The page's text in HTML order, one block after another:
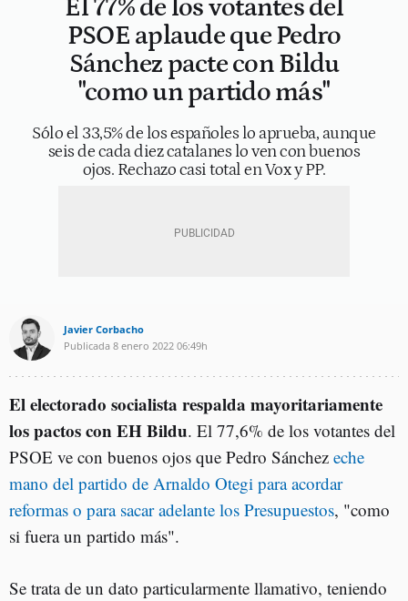
El 77% de los votantes del
PSOE aplaude que Pedro
Sánchez pacte con Bildu
"como un partido más"
Sólo el 33,5% de los españoles lo aprueba, aunque
seis de cada diez catalanes lo ven con buenos
ojos. Rechazo casi total en Vox y PP.
Javier Corbacho
Publicada 8 enero 2022 06:49h
El electorado socialista respalda mayoritariamente
los pactos con EH Bildu. El 77,6% de los votantes del
PSOE ve con buenos ojos que Pedro Sánchez eche
mano del partido de Arnaldo Otegi para acordar
reformas o para sacar adelante los Presupuestos, "como
si fuera un partido más".
Se trata de un dato particularmente llamativo, teniendo